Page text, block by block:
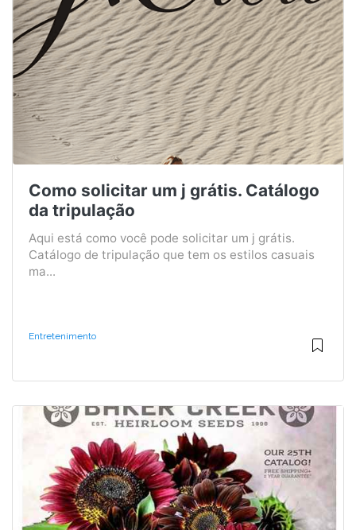
Como solicitar um j grátis. Catálogo
da tripulação
Aqui está como você pode solicitar um j grátis.
Catálogo de tripulação que tem os estilos casuais
ma...
Entretenimento